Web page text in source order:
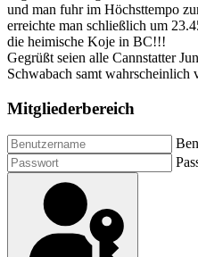
und man fuhr im Höchsttempo
erreichte man schließlich um
die heimische Koje in BC!!!
Gegrüßt seien alle Cannstatter
Schwabach samt wahrscheinlich
Mitgliederbereich